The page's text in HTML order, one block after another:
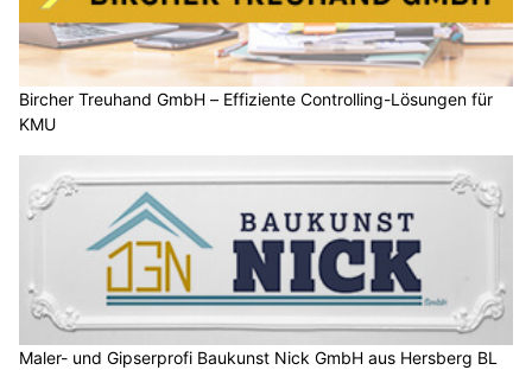
Bircher Treuhand GmbH – Effiziente Controlling-Lösungen für
KMU
Maler- und Gipserprofi Baukunst Nick GmbH aus Hersberg BL